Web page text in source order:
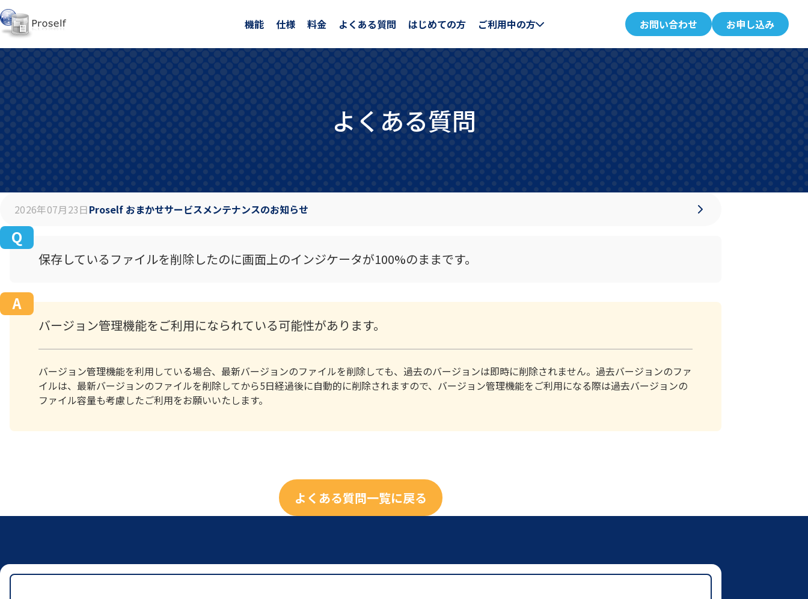
機能 仕様 料金 よくある質問 はじめての方 ご利用中の方 お問い合わせ お申し込み
よくある質問
2026年07月23日Proself おまかせサービスメンテナンスのお知らせ
保存しているファイルを削除したのに画面上のインジケータが100%のままです。
バージョン管理機能をご利用になられている可能性があります。
バージョン管理機能を利用している場合、最新バージョンのファイルを削除しても、過去のバージョンは即時に削除されません。過去バージョンのファ
イルは、最新バージョンのファイルを削除してから5日経過後に自動的に削除されますので、バージョン管理機能をご利用になる際は過去バージョンの
ファイル容量も考慮したご利用をお願いいたします。
よくある質問一覧に戻る